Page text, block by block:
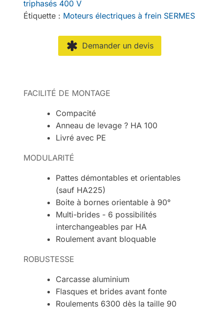
triphasés 400 V
Étiquette : Moteurs électriques à frein SERMES
Demander un devis
FACILITÉ DE MONTAGE
Compacité
Anneau de levage ? HA 100
Livré avec PE
MODULARITÉ
Pattes démontables et orientables
(sauf HA225)
Boite à bornes orientable à 90°
Multi-brides - 6 possibilités
interchangeables par HA
Roulement avant bloquable
ROBUSTESSE
Carcasse aluminium
Flasques et brides avant fonte
Roulements 6300 dès la taille 90